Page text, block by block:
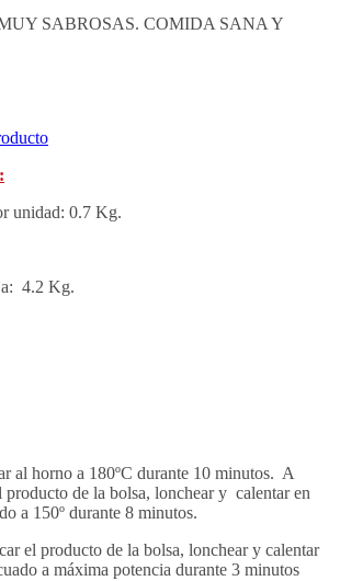
SABROSAS. COMIDA SANA Y
unidad: 0.7 Kg.
4.2 Kg.
al horno a 180ºC durante 10 minutos. A
producto de la bolsa, lonchear y calentar en
a 150º durante 8 minutos.
el producto de la bolsa, lonchear y calentar
a máxima potencia durante 3 minutos